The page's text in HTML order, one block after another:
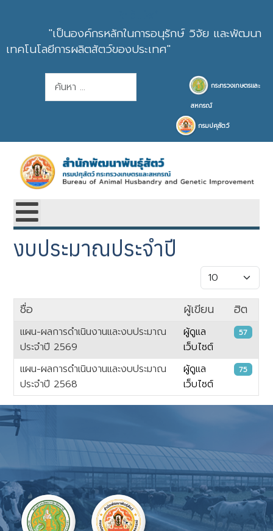
"เป็นองค์กรหลักในการอนุรักษ์ วิจัย และพัฒนา
เทคโนโลยีการผลิตสัตว์ของประเทศ"
การค้นหา กระทรวงเกษตรและ
สหกรณ์
กรมปศุสัตว์
งบประมาณประจำปี
แสดง #
เนื้อหา
ชื่อ ผู้เขียน ฮิต
แผน-ผลการดำเนินงานและงบประมาณ
ประจำปี 2569
ผู้ดูแล
เว็บไซต์
57
แผน-ผลการดำเนินงานและงบประมาณ
ประจำปี 2568
ผู้ดูแล
เว็บไซต์
75